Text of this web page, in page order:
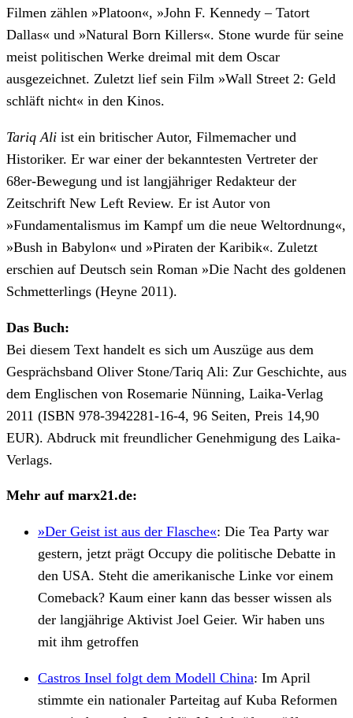
Filmen zählen »Platoon«, »John F. Kennedy – Tatort
Dallas« und »Natural Born Killers«. Stone wurde für seine
meist politischen Werke dreimal mit dem Oscar
ausgezeichnet. Zuletzt lief sein Film »Wall Street 2: Geld
schläft nicht« in den Kinos.
Tariq Ali ist ein britischer Autor, Filmemacher und
Historiker. Er war einer der bekanntesten Vertreter der
68er-Bewegung und ist langjähriger Redakteur der
Zeitschrift New Left Review. Er ist Autor von
»Fundamentalismus im Kampf um die neue Weltordnung«,
»Bush in Babylon« und »Piraten der Karibik«. Zuletzt
erschien auf Deutsch sein Roman »Die Nacht des goldenen
Schmetterlings (Heyne 2011).
Das Buch:
Bei diesem Text handelt es sich um Auszüge aus dem
Gesprächsband Oliver Stone/Tariq Ali: Zur Geschichte, aus
dem Englischen von Rosemarie Nünning, Laika-Verlag
2011 (ISBN 978-3942281-16-4, 96 Seiten, Preis 14,90
EUR). Abdruck mit freundlicher Genehmigung des Laika-
Verlags.
Mehr auf marx21.de:
»Der Geist ist aus der Flasche«: Die Tea Party war
gestern, jetzt prägt Occupy die politische Debatte in
den USA. Steht die amerikanische Linke vor einem
Comeback? Kaum einer kann das besser wissen als
der langjährige Aktivist Joel Geier. Wir haben uns
mit ihm getroffen
Castros Insel folgt dem Modell China: Im April
stimmte ein nationaler Parteitag auf Kuba Reformen